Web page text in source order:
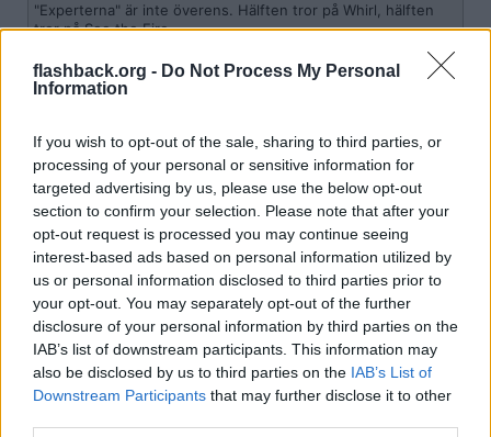
flashback.org - Do Not Process My Personal
Information
If you wish to opt-out of the sale, sharing to third parties, or
processing of your personal or sensitive information for
targeted advertising by us, please use the below opt-out
section to confirm your selection. Please note that after your
opt-out request is processed you may continue seeing
interest-based ads based on personal information utilized by
us or personal information disclosed to third parties prior to
your opt-out. You may separately opt-out of the further
disclosure of your personal information by third parties on the
IAB’s list of downstream participants. This information may
also be disclosed by us to third parties on the IAB’s List of
Downstream Participants that may further disclose it to other
"Experterna" är inte överens. Hälften tror på Whirl, hälften
tror på See the Fire.
Historiskt har 3-åringar segrat oftare än 4-åringar vilket ger
Whirl övertaget.
vara ett plus och hon behöver inte höja sig så mycket för att
passera favoriterna.
Whirl segrade lätt före Cercene.
2025-08-01, 10:16 #
rammakaren
Bannlyst
Dagens huvudlöp på Glorious Goodwood är King George Strakes.
Asfoora är med rätta favorit. Var tvåa här ifjol och erfarenhet av
banan är ett plus. Står bra inne på vikten gentemot värsta
motståndaren Time for Sandals, som startar med vikttillägg för
Gr1-seger.